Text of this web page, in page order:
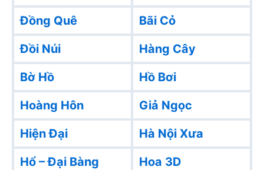
Đồng Quê
Bãi Cỏ
Đồi Núi
Hàng Cây
Bờ Hồ
Hồ Bơi
Hoàng Hôn
Giả Ngọc
Hiện Đại
Hà Nội Xưa
Hổ – Đại Bàng
Hoa 3D